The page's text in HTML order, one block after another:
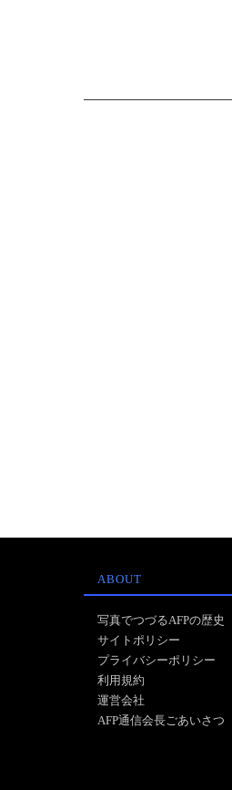
ABOUT
写真でつづるAFPの歴史
サイトポリシー
プライバシーポリシー
利用規約
運営会社
AFP通信会長ごあいさつ